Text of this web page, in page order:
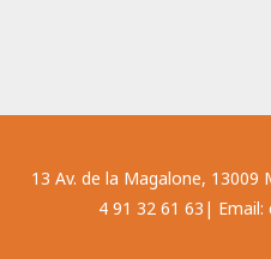
13 Av. de la Magalone,
4 91 32 61 63|